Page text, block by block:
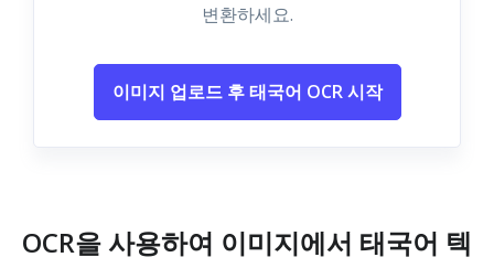
변환하세요.
이미지 업로드 후 태국어 OCR 시작
OCR을 사용하여 이미지에서 태국어 텍